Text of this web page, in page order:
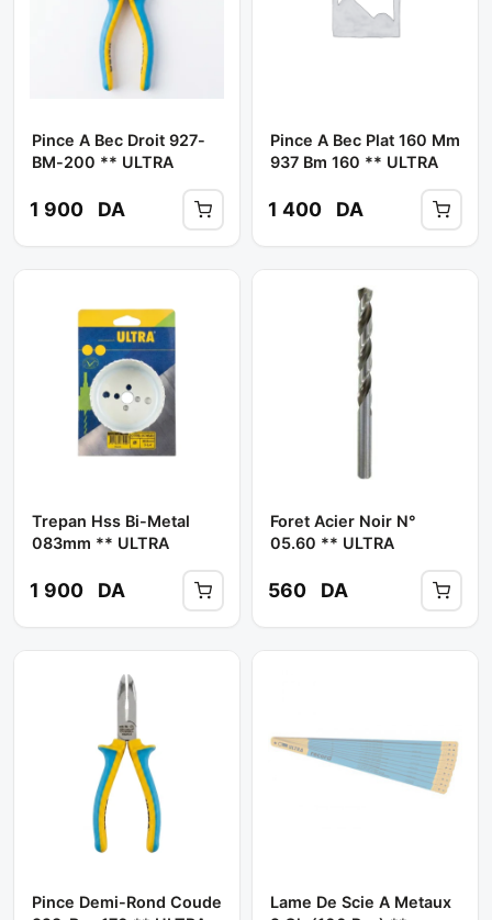
Pince A Bec Droit 927-
BM-200 ** ULTRA
1 900 DA
Pince A Bec Plat 160 Mm
937 Bm 160 ** ULTRA
1 400 DA
Trepan Hss Bi-Metal
083mm ** ULTRA
1 900 DA
Foret Acier Noir N°
05.60 ** ULTRA
560 DA
Pince Demi-Rond Coude
Lame De Scie A Metaux